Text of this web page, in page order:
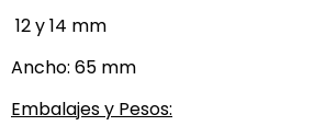
12 y 14 mm
Ancho: 65 mm
Embalajes y Pesos: